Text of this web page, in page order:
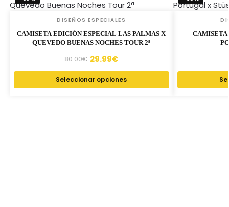
DISEÑOS ESPECIALES
CAMISETA EDICIÓN ESPECIAL LAS PALMAS X
QUEVEDO BUENAS NOCHES TOUR 2ª
80.00€ 29.99€
Seleccionar opciones